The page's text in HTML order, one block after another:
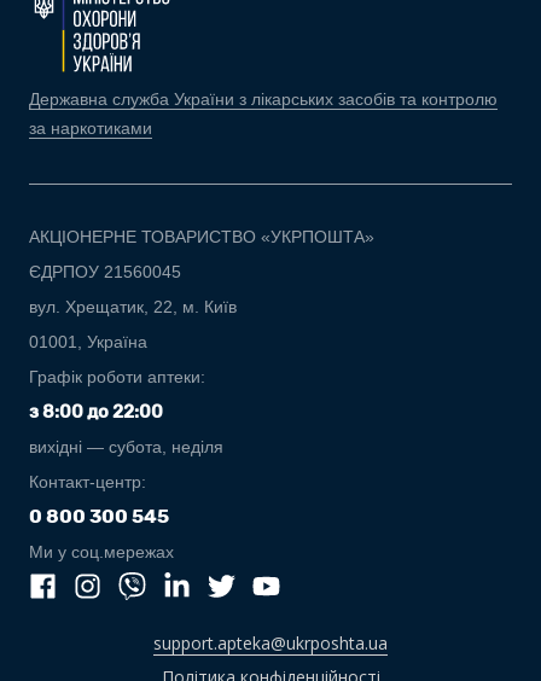
Державна служба України з лікарських засобів та контролю
за наркотиками
АКЦІОНЕРНЕ ТОВАРИСТВО «УКРПОШТА»
ЄДРПОУ 21560045
вул. Хрещатик, 22, м. Київ
01001, Україна
Графік роботи аптеки:
з 8:00 до 22:00
вихідні — субота, неділя
Контакт-центр:
0 800 300 545
Ми у соц.мережах
support.apteka@ukrposhta.ua